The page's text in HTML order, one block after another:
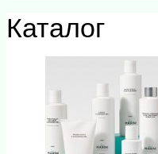
Каталог